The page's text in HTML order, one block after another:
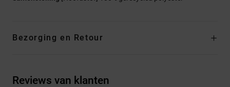
Bezorging en Retour
Reviews van klanten